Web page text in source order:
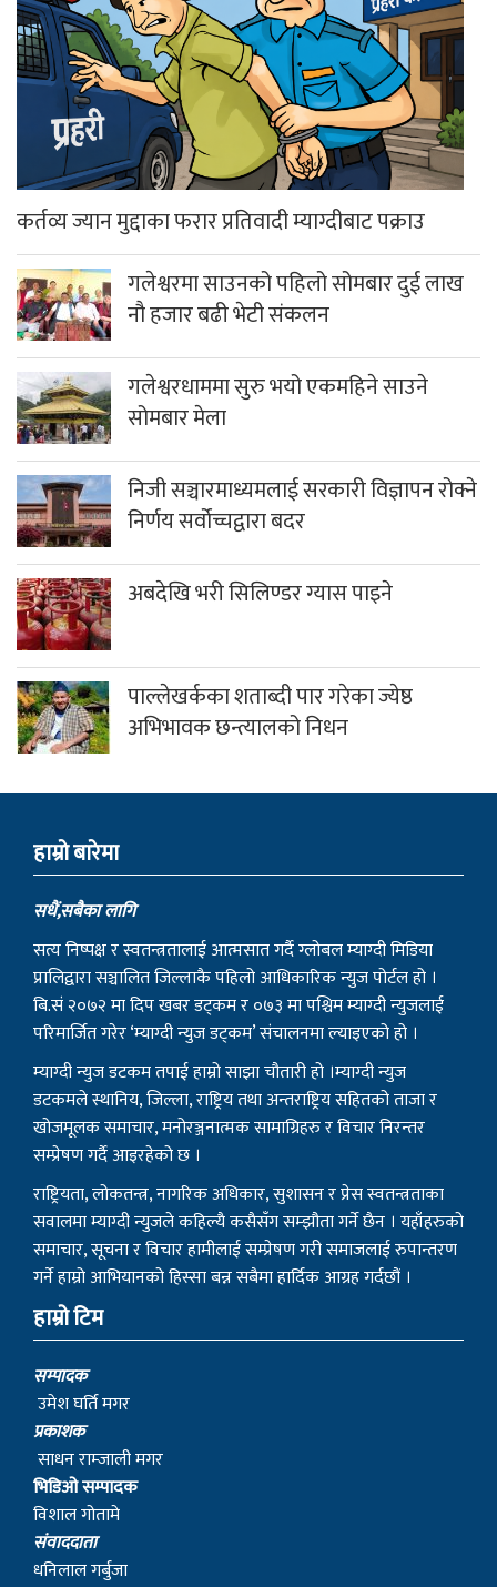
कर्तव्य ज्यान मुद्दाका फरार प्रतिवादी म्याग्दीबाट पक्राउ
गलेश्वरमा साउनको पहिलो सोमबार दुई लाख
नौ हजार बढी भेटी संकलन
गलेश्वरधाममा सुरु भयो एकमहिने साउने
सोमबार मेला
निजी सञ्चारमाध्यमलाई सरकारी विज्ञापन रोक्ने
निर्णय सर्वोच्चद्वारा बदर
अबदेखि भरी सिलिण्डर ग्यास पाइने
पाल्लेखर्कका शताब्दी पार गरेका ज्येष्ठ
अभिभावक छन्त्यालको निधन
हाम्राे बारेमा
सधैं,सबैका लागि
सत्य निष्पक्ष र स्वतन्त्रतालाई आत्मसात गर्दै ग्लोबल म्याग्दी मिडिया
प्रालिद्वारा सञ्चालित जिल्लाकै पहिलो आधिकारिक न्युज पोर्टल हो ।
बि.सं २०७२ मा दिप खबर डट्कम र ०७३ मा पश्चिम म्याग्दी न्युजलाई
परिमार्जित गरेर ‘म्याग्दी न्युज डट्कम’ संचालनमा ल्याइएको हो ।
म्याग्दी न्युज डटकम तपाई हाम्रो साझा चौतारी हो ।म्याग्दी न्युज
डटकमले स्थानिय, जिल्ला, राष्ट्रिय तथा अन्तराष्ट्रिय सहितको ताजा र
खोजमूलक समाचार, मनोरञ्जनात्मक सामाग्रिहरु र विचार निरन्तर
सम्प्रेषण गर्दै आइरहेको छ ।
राष्ट्रियता, लोकतन्त्र, नागरिक अधिकार, सुशासन र प्रेस स्वतन्त्रताका
सवालमा म्याग्दी न्युजले कहिल्यै कसैसँग सम्झौता गर्ने छैन । यहाँहरुको
समाचार, सूचना र विचार हामीलाई सम्प्रेषण गरी समाजलाई रुपान्तरण
गर्ने हाम्रो आभियानको हिस्सा बन्न सबैमा हार्दिक आग्रह गर्दछौं ।
हाम्रो टिम
सम्पादक
उमेश घर्ति मगर
प्रकाशक
साधन राम्जाली मगर
भिडिओ सम्पादक
विशाल गोतामे
स‌ंवाददाता
धनिलाल गर्बुजा